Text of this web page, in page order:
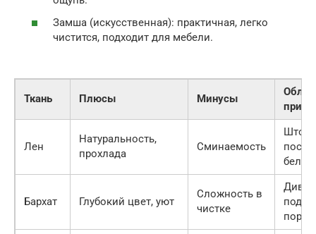
Замша (искусственная): практичная, легко
чистится, подходит для мебели.
Ткань Плюсы Минусы
Лен
Натуральность,
прохлада
Сминаемость
белье
Бархат Глубокий цвет, уют
Сложность в
чистке